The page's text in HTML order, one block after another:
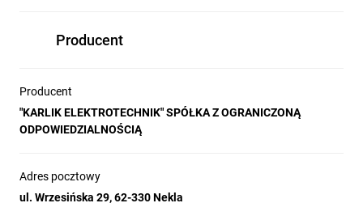
Producent
Producent
"KARLIK ELEKTROTECHNIK" SPÓŁKA Z OGRANICZONĄ
ODPOWIEDZIALNOŚCIĄ
Adres pocztowy
ul. Wrzesińska 29, 62-330 Nekla